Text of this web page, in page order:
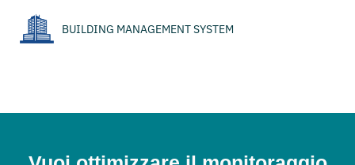
BUILDING MANAGEMENT SYSTEM